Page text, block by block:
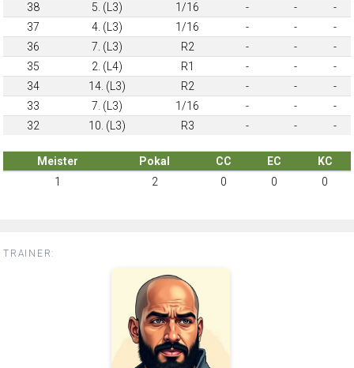
38
5. (L3) 1/16 - -
-
37
4. (L3) 1/16 - -
-
36
7. (L3) R2 - -
-
35
2. (L4) R1 - -
-
34
14. (L3) R2 - -
-
33
7. (L3) 1/16 - -
-
32
10. (L3) R3 - - -
Meister Pokal CC EC
KC
1
2 0 0 0
TRAINER: